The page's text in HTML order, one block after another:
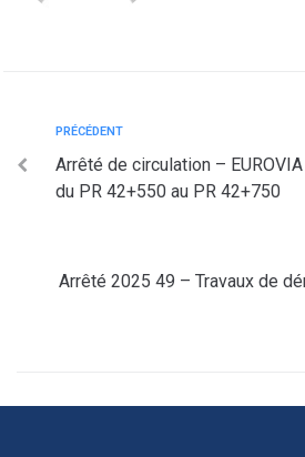
PRÉCÉDENT
Arrêté de circulation –
du PR 42+550 au PR 42+750
Arrêté 2025 49 – Travaux de